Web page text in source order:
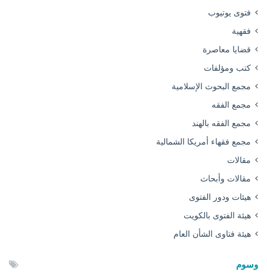
فتوى يوتيوب
فقهية
قضايا معاصرة
كتب ومؤلفات
مجمع البحوث الإسلامية
مجمع الفقه
مجمع الفقه بالهند
مجمع فقهاء أمريكا الشمالية
مقالات
مقالات وأبحاث
هيئات ودور الفتوى
هيئة الفتوى بالكويت
هيئة فتاوى الشأن العام
وسوم